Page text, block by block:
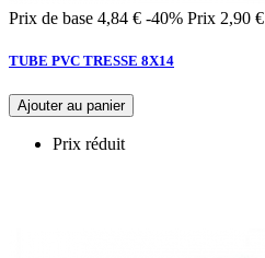
Prix de base 4,84 € -40% Prix 2,90 €
TUBE PVC TRESSE 8X14
Ajouter au panier
Prix réduit